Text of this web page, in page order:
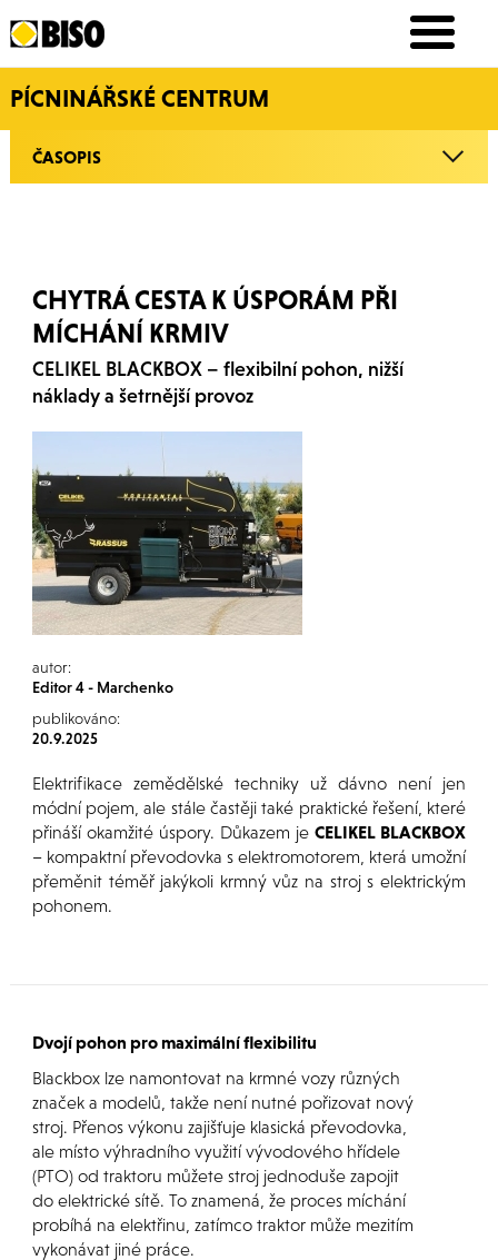
PÍCNINÁŘSKÉ CENTRUM
ČASOPIS
CHYTRÁ CESTA K ÚSPORÁM PŘI
MÍCHÁNÍ KRMIV
CELIKEL BLACKBOX – flexibilní pohon, nižší
náklady a šetrnější provoz
autor:
Editor 4 - Marchenko
publikováno:
20.9.2025
Elektrifikace zemědělské techniky už dávno není jen
módní pojem, ale stále častěji také praktické řešení, které
přináší okamžité úspory. Důkazem jeCELIKEL BLACKBOX
– kompaktní převodovka s elektromotorem, která umožní
přeměnit téměř jakýkoli krmný vůz na stroj s elektrickým
pohonem.
Dvojí pohon pro maximální flexibilitu
Blackbox lze namontovat na krmné vozy různých
značek a modelů, takže není nutné pořizovat nový
stroj. Přenos výkonu zajišťuje klasická převodovka,
ale místo výhradního využití vývodového hřídele
(PTO) od traktoru můžete stroj jednoduše zapojit
do elektrické sítě. To znamená, že proces míchání
probíhá na elektřinu, zatímco traktor může mezitím
vykonávat jiné práce.